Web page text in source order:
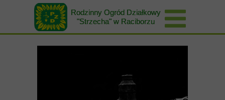
Rodzinny Ogród Działkowy
"Strzecha" w Raciborzu